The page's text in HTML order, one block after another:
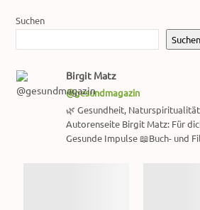
Suchen
Suchen
Birgit Matz
@gesundmagazin
🌿 Gesundheit,
Autorenseite Birgit Matz: Für
Gesunde Impulse 📖Buch- und